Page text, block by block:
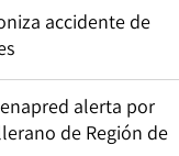
accidente de
alerta por
de Región de